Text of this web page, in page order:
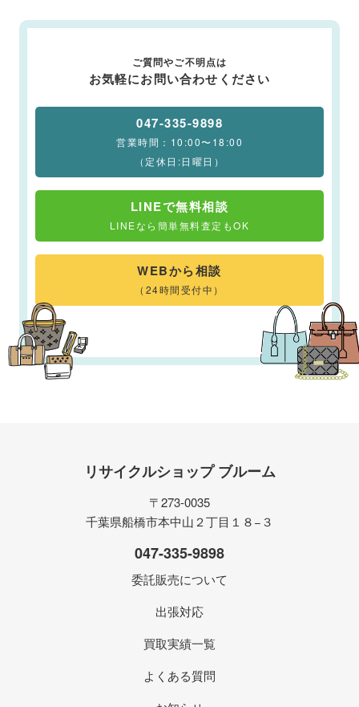
ご質問やご不明点は
お気軽にお問い合わせください
047-335-9898
営業時間：10:00〜18:00
（定休日:日曜日）
LINEで無料相談
LINEなら簡単無料査定もOK
WEBから相談
（24時間受付中）
リサイクルショップ ブルーム
〒273-0035
千葉県船橋市本中山２丁目１８−３
047-335-9898
委託販売について
出張対応
買取実績一覧
よくある質問